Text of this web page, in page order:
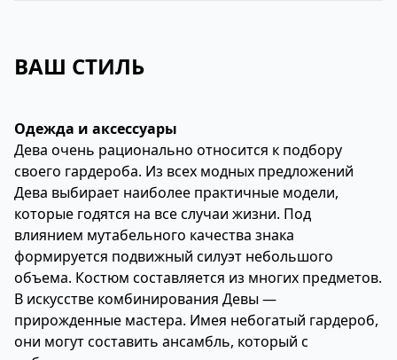
ВАШ СТИЛЬ
Одежда и аксессуары
Дева очень рационально относится к подбору
своего гардероба. Из всех модных предложений
Дева выбирает наиболее практичные модели,
которые годятся на все случаи жизни. Под
влиянием мутабельного качества знака
формируется подвижный силуэт небольшого
объема. Костюм составляется из многих предметов.
В искусстве комбинирования Девы —
прирожденные мастера. Имея небогатый гардероб,
они могут составить ансамбль, который с